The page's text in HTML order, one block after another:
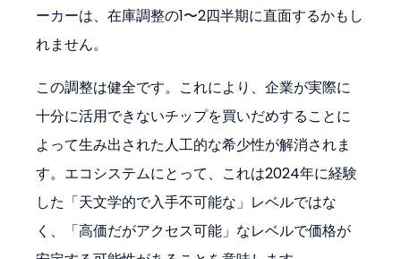
ーカーは、在庫調整の1〜2四半期に直面するかもし
れません。
この調整は健全です。これにより、企業が実際に
十分に活用できないチップを買いだめすることに
よって生み出された人工的な希少性が解消されま
す。エコシステムにとって、これは2024年に経験
した「天文学的で入手不可能な」レベルではな
く、「高価だがアクセス可能」なレベルで価格が